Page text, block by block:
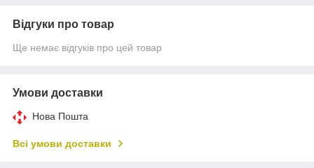
Відгуки про товар
Ще немає відгуків про цей товар
Умови доставки
Нова Пошта
Всі умови доставки